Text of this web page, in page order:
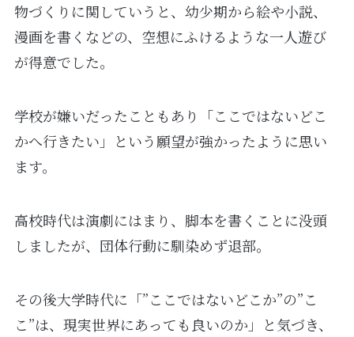
物づくりに関していうと、幼少期から絵や小説、
漫画を書くなどの、空想にふけるような一人遊び
が得意でした。
学校が嫌いだったこともあり「ここではないどこ
かへ行きたい」という願望が強かったように思い
ます。
高校時代は演劇にはまり、脚本を書くことに没頭
しましたが、団体行動に馴染めず退部。
その後大学時代に「”ここではないどこか”の”こ
こ”は、現実世界にあっても良いのか」と気づき、